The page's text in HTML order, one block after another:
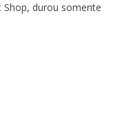
durou somente